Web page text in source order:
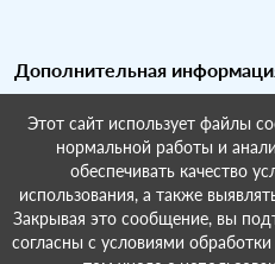
Дополнительная
Карта сайта
Поиск по сайту
Этот сайт использует файлы
нормальной работы и
обеспечивать качество
использования, а также
Закрывая это сообщение, вы
согласны с условиями